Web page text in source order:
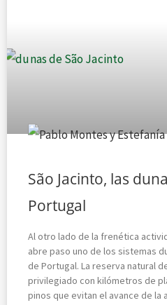
São Jacinto, las
Portugal
Al otro lado de la frenética
abre paso uno de los sistemas
de Portugal. La reserva natural
privilegiado con kilómetros de
pinos que evitan el avance de